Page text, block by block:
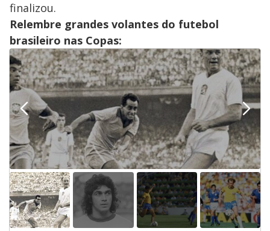
finalizou.
Relembre grandes volantes do futebol
brasileiro nas Copas: